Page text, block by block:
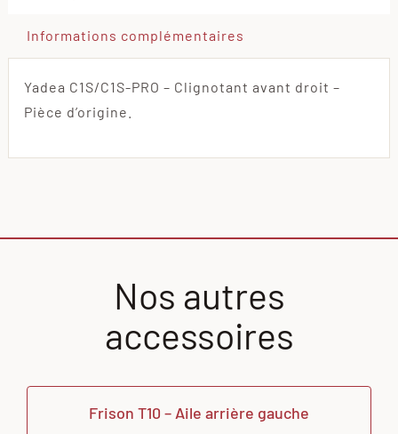
Informations complémentaires
Yadea C1S/C1S-PRO – Clignotant avant droit –
Pièce d’origine.
Nos autres
accessoires
Frison T10 – Aile arrière gauche